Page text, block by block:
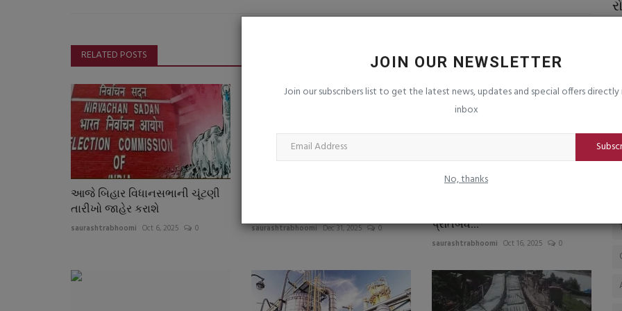
JOIN OUR NEWSLETTER
Join our subscribers list to get the latest news, updates and special offers directly
inbox
No, thanks
RELATED POSTS
આજે બિહાર વિધાનસભાની ચૂંટણી
તારીખો જાહેર કરાશે
saurashtrabhoomi Oct 6, 2025 0 saurashtrabhoomi Dec 31, 2025 0
પ્રતિબંધ...
saurashtrabhoomi Oct 16, 2025 0
saurashtrabhoomi
ઓફિસ, વર્ક ફ્રોમ હોમ અને ડિજિટલ જીવનશૈલી વચ્ચે શરીરને
સક્રિય રાખવું કેમ જરૂરી છે?